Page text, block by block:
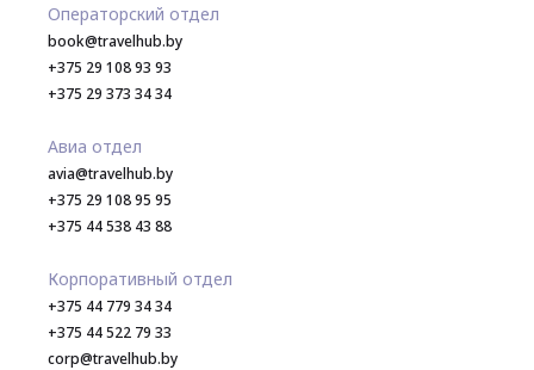
Операторский отдел
book@travelhub.by
+375 29 108 93 93
+375 29 373 34 34
Авиа отдел
avia@travelhub.by
+375 29 108 95 95
+375 44 538 43 88
Корпоративный отдел
+375 44 779 34 34
+375 44 522 79 33
corp@travelhub.by